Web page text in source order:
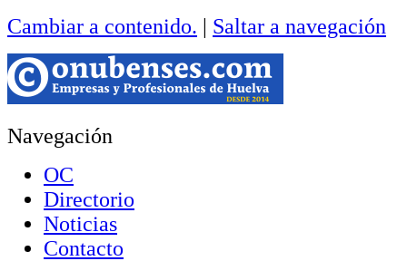
Cambiar a contenido. | Saltar a navegación
Navegación
OC
Directorio
Noticias
Contacto